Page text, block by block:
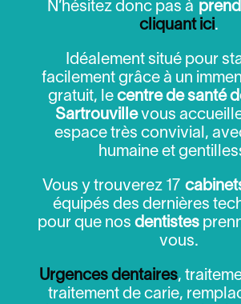
N’hésitez donc pas à
cliquant ici.
Idéalement situé pour
facilement grâce à un
gratuit, lecentre de santé
Sartrouvillevous
espace très convivial,
humaine et
Vous y trouverez 17
équipés des dernières
pour que nos dentistes
vous.
Urgences dentaires,
traitement de carie,